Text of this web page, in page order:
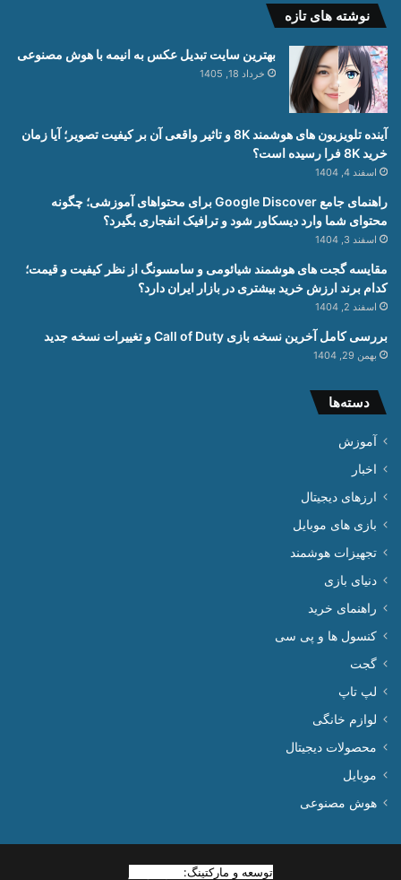
نوشته های تازه
بهترین سایت تبدیل عکس به انیمه با هوش مصنوعی
خرداد 18, 1405
آینده تلویزیون های هوشمند 8K و تاثیر واقعی آن بر کیفیت تصویر؛ آیا زمان
خرید 8K فرا رسیده است؟
اسفند 4, 1404
راهنمای جامع Google Discover برای محتواهای آموزشی؛ چگونه
محتوای شما وارد دیسکاور شود و ترافیک انفجاری بگیرد؟
اسفند 3, 1404
مقایسه گجت های هوشمند شیائومی و سامسونگ از نظر کیفیت و قیمت؛
کدام برند ارزش خرید بیشتری در بازار ایران دارد؟
اسفند 2, 1404
بررسی کامل آخرین نسخه بازی Call of Duty و تغییرات نسخه جدید
بهمن 29, 1404
دسته‌ها
آموزش
اخبار
ارزهای دیجیتال
بازی های موبایل
تجهیزات هوشمند
دنیای بازی
راهنمای خرید
کنسول ها و پی سی
گجت
لپ تاپ
لوازم خانگی
محصولات دیجیتال
موبایل
هوش مصنوعی
توسعه و مارکتینگ: